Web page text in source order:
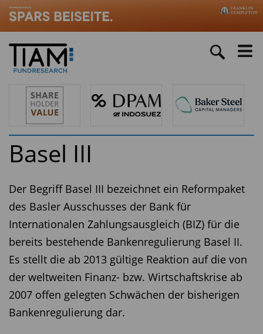
Basel III
Der Begriff Basel III bezeichnet ein Reformpaket
des Basler Ausschusses der Bank für
Internationalen Zahlungsausgleich (BIZ) für die
bereits bestehende Bankenregulierung Basel II.
Es stellt die ab 2013 gültige Reaktion auf die von
der weltweiten Finanz- bzw. Wirtschaftskrise ab
2007 offen gelegten Schwächen der bisherigen
Bankenregulierung dar.